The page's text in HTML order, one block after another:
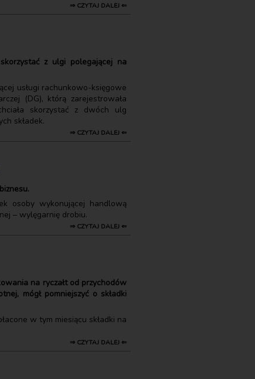
⇒ CZYTAJ DALEJ ⇐
z ulgi polegającej na
usługi rachunkowo-księgowe
(DG), którą zarejestrowała
skorzystać z dwóch ulg
składek.
⇒ CZYTAJ DALEJ ⇐
osoby wykonującej handlową
– wylęgarnię drobiu.
⇒ CZYTAJ DALEJ ⇐
na ryczałt od przychodów
mógł pomniejszyć o składki
w tym miesiącu składki na
⇒ CZYTAJ DALEJ ⇐